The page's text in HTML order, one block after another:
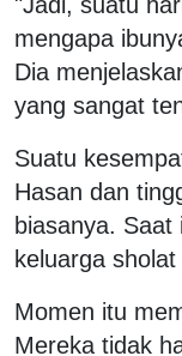
mengapa
Dia
yang sangat
Suatu
Hasan dan
biasanya.
keluarga
Momen itu
Mereka tidak